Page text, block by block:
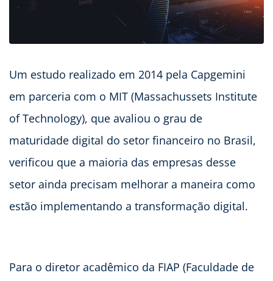
Um estudo realizado em 2014 pela Capgemini
em parceria com o MIT (Massachussets Institute
of Technology), que avaliou o grau de
maturidade digital do setor financeiro no Brasil,
verificou que a maioria das empresas desse
setor ainda precisam melhorar a maneira como
estão implementando a transformação digital.
Para o diretor acadêmico da FIAP (Faculdade de